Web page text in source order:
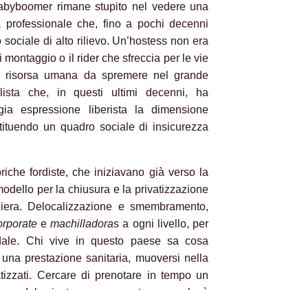
rimane stupito nel vedere una
che, fino a pochi decenni
di alto rilievo. Un’hostess non era
montaggio o il rider che sfreccia per le vie
umana da spremere nel grande
che, in questi ultimi decenni, ha
espressione liberista la dimensione
un quadro sociale di insicurezza
fordiste, che iniziavano già verso la
per la chiusura e la privatizzazione
Delocalizzazione e smembramento,
emachilladoras a ogni livello, per
Chi vive in questo paese sa cosa
prestazione sanitaria, muoversi nella
Cercare di prenotare in tempo un